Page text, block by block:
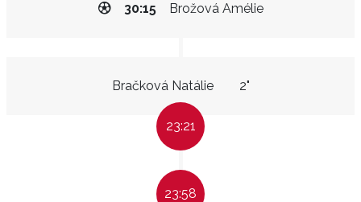
Brožová Amélie
30:15
Bračková Natálie 2"
23:21
23:58